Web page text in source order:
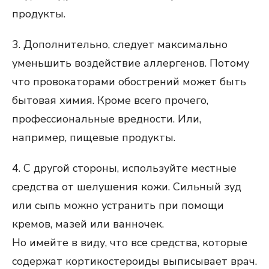
продукты.
3. Дополнительно, следует максимально
уменьшить воздействие аллергенов. Потому
что провокаторами обострений может быть
бытовая химия. Кроме всего прочего,
профессиональные вредности. Или,
например, пищевые продукты.
4. С другой стороны, используйте местные
средства от шелушения кожи. Сильный зуд
или сыпь можно устранить при помощи
кремов, мазей или ванночек.
Но имейте в виду, что все средства, которые
содержат кортикостероиды выписывает врач.